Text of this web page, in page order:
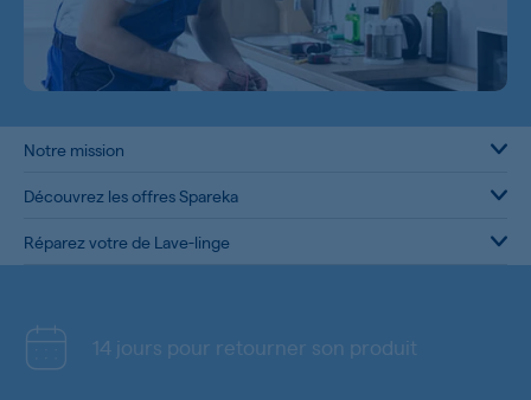
Notre mission
Découvrez les offres Spareka
Réparez votre de Lave-linge
14 jours pour retourner son produit